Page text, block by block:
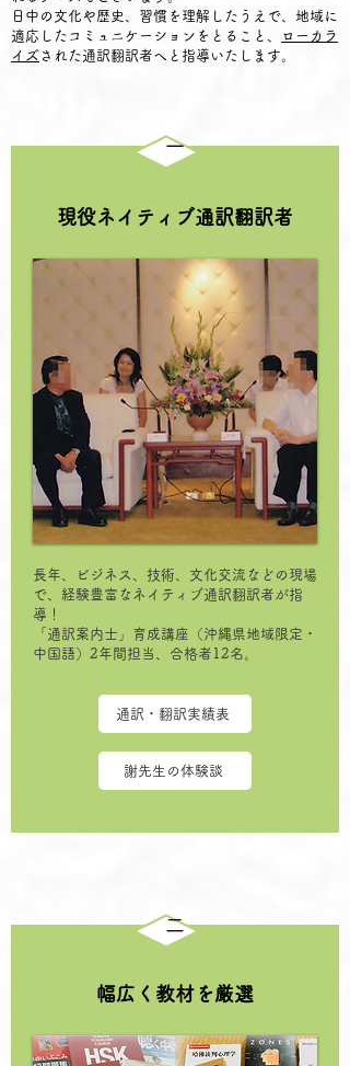
日中の文化や歴史、習慣を理解したうえで、地域に
適応したコミュニケーションをとること、
ローカラ
イズ された通訳翻訳者へと指導いたします。
現役ネイティブ通訳翻訳者
長年、ビジネス、技術、文化交流などの現場
で、経験豊富なネイティブ通訳翻訳者が指
導！
「通訳案内士」育成講座（沖縄県地域限定・
中国語）2年間担当、合格者12名。
通訳・翻訳実績表
謝先生の体験談
一
幅広く教材を厳選
二